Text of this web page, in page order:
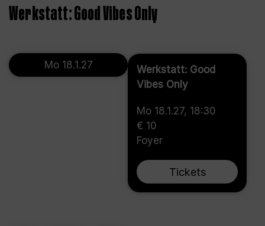
Werkstatt: Good Vibes Only
Mo 18.1.27
Werkstatt: Good
Vibes Only
Mo 18.1.27, 18:30
€ 10
Foyer
Tickets